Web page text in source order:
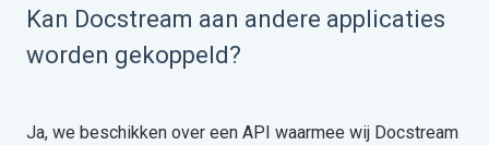
Kan Docstream aan andere applicaties
worden gekoppeld?
Ja, we beschikken over een API waarmee wij Docstream